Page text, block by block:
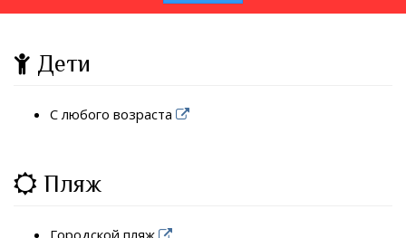
Дети
С любого возраста
Пляж